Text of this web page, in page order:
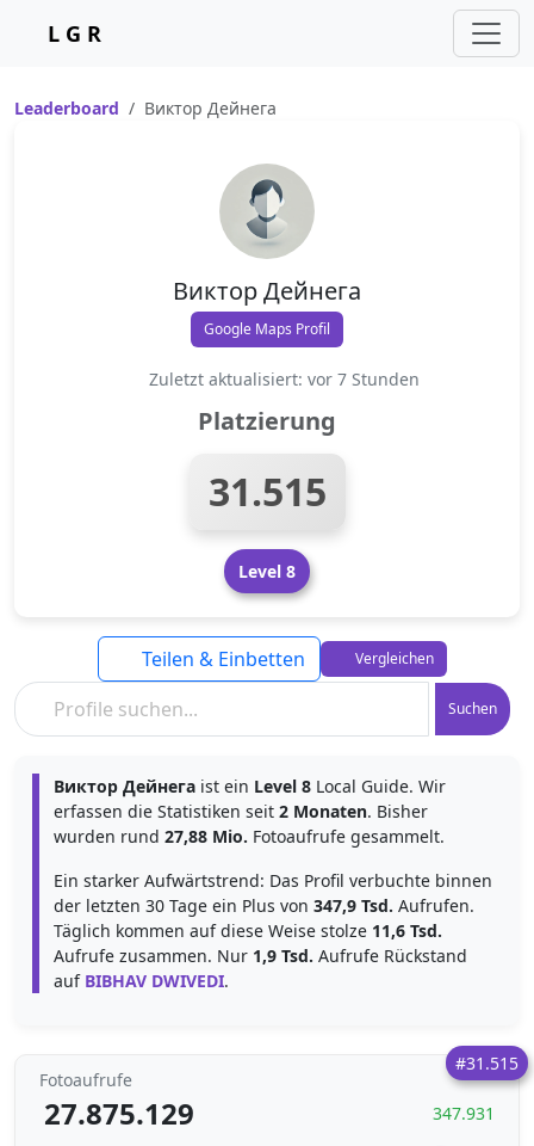
L G R
Leaderboard Виктор Дейнега
Виктор Дейнега
Google Maps Profil
Zuletzt aktualisiert: vor 7 Stunden
Platzierung
31.515
Level 8
Suchen
Teilen & Einbetten Vergleichen
Виктор Дейнега ist ein Level 8 Local Guide. Wir
erfassen die Statistiken seit 2 Monaten. Bisher
wurden rund 27,88 Mio. Fotoaufrufe gesammelt.
Ein starker Aufwärtstrend: Das Profil verbuchte binnen
der letzten 30 Tage ein Plus von 347,9 Tsd. Aufrufen.
Täglich kommen auf diese Weise stolze 11,6 Tsd.
Aufrufe zusammen. Nur 1,9 Tsd. Aufrufe Rückstand
auf BIBHAV DWIVEDI.
#31.515
Fotoaufrufe
27.875.129 347.931